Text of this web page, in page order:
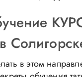
в этом